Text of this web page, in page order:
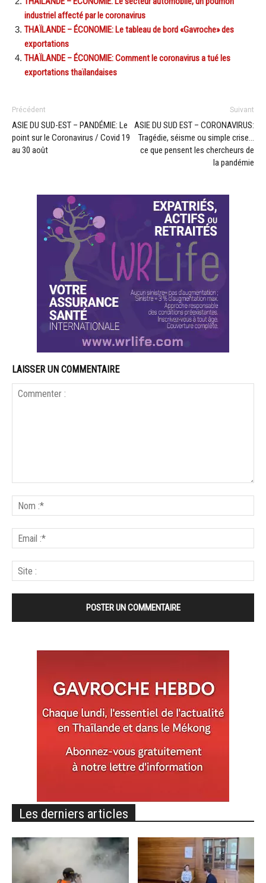
industriel affecté par le coronavirus
THAÏLANDE – ÉCONOMIE: Le tableau de bord «Gavroche» des
exportations
THAÏLANDE – ÉCONOMIE: Comment le coronavirus a tué les
exportations thaïlandaises
Précédent
ASIE DU SUD-EST – PANDÉMIE: Le
point sur le Coronavirus / Covid 19
au 30 août
Suivant
ASIE DU SUD EST – CORONAVIRUS:
Tragédie, séisme ou simple crise…
ce que pensent les chercheurs de
la pandémie
LAISSER UN COMMENTAIRE
Les derniers articles